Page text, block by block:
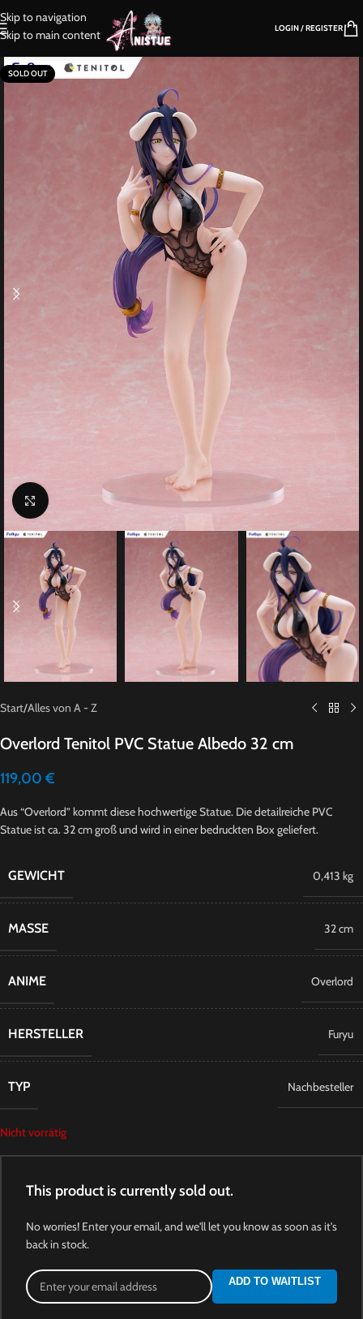
Skip to navigation
Skip to main content
LOGIN / REGISTER
SOLD OUT
Click to enlarge
Start/Alles von A - Z
Overlord Tenitol PVC Statue Albedo 32 cm
119,00 €
Aus “Overlord” kommt diese hochwertige Statue. Die detailreiche PVC
Statue ist ca. 32 cm groß und wird in einer bedruckten Box geliefert.
GEWICHT 0,413 kg
MASSE 32 cm
ANIME Overlord
HERSTELLER Furyu
TYP Nachbesteller
Nicht vorrätig
This product is currently sold out.
No worries! Enter your email, and we'll let you know as soon as it's
back in stock.
ADD TO WAITLIST